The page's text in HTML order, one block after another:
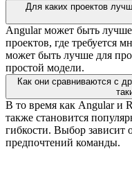
Для каких проектов
Angular может быть
проектов, где требуется
может быть лучше для
простой модели.
Как они сравниваются с
В то время как Angular и
также становится
гибкости. Выбор зависит
предпочтений команды.